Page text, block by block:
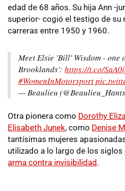
edad de 68 años. Su hija Ann -
superior- cogió el testigo de su
carreras entre 1950 y 1960.
Meet Elsie 'Bill' Wisdom -
Brooklands': https://t.co/
#WomenInMotorsport
— Beaulieu
Otra pionera como Dorothy
Elisabeth Junek, como Denise
tantísimas mujeres
utilizado a lo largo de los siglos
arma contra invisibilidad .